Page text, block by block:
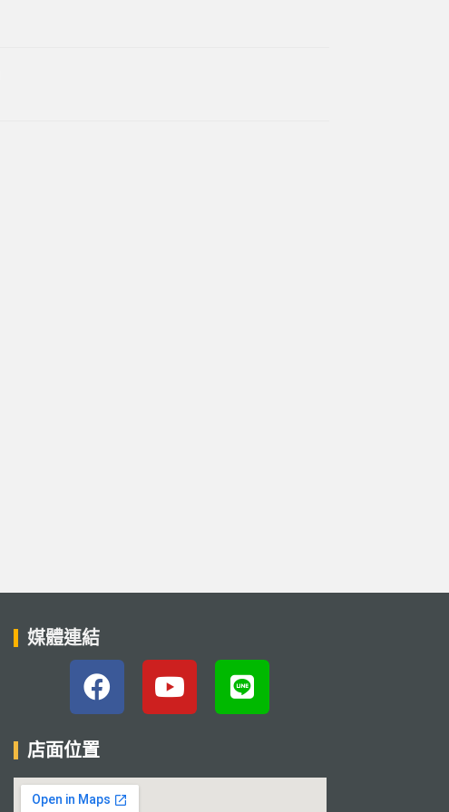
媒體連結
店面位置